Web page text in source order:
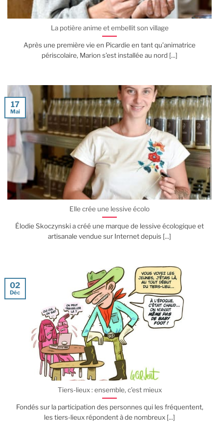
La potière anime et embellit son village
Après une première vie en Picardie en tant qu’animatrice
périscolaire, Marion s’est installée au nord [...]
Elle crée une lessive écolo
Élodie Skoczynski a créé une marque de lessive écologique et
artisanale vendue sur Internet depuis [...]
17
Mai
Tiers-lieux : ensemble, c’est mieux
Fondés sur la participation des personnes qui les fréquentent,
les tiers-lieux répondent à de nombreux [...]
02
Déc